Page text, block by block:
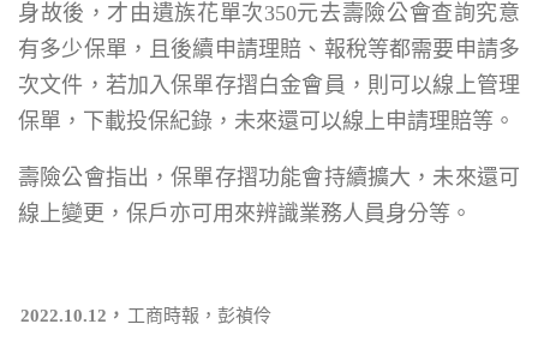
身故後，才由遺族花單次350元去壽險公會查詢究意
有多少保單，且後續申請理賠、報稅等都需要申請多
次文件，若加入保單存摺白金會員，則可以線上管理
保單，下載投保紀錄，未來還可以線上申請理賠等。
壽險公會指出，保單存摺功能會持續擴大，未來還可
線上變更，保戶亦可用來辨識業務人員身分等。
2022.10.12， 工商時報，彭禎伶